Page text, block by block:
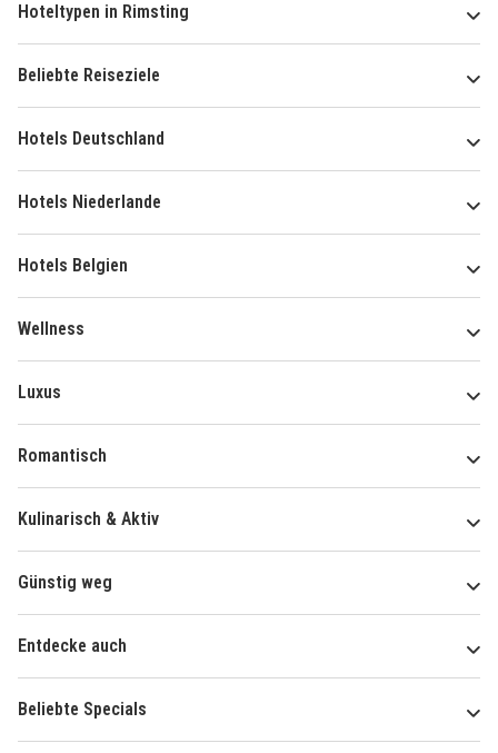
Hoteltypen in Rimsting
Beliebte Reiseziele
Hotels Deutschland
Hotels Niederlande
Hotels Belgien
Wellness
Luxus
Romantisch
Kulinarisch & Aktiv
Günstig weg
Entdecke auch
Beliebte Specials